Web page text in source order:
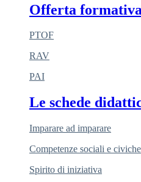
Offerta formativa
PTOF
RAV
PAI
Le schede
Imparare ad imparare
Competenze sociali e civiche
Spirito di iniziativa